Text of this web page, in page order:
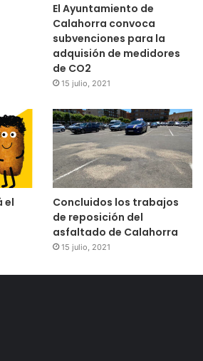
El Ayuntamiento de
Calahorra convoca
subvenciones para la
adquisión de medidores
de CO2
15 julio, 2021
el
Concluidos los trabajos
de reposición del
asfaltado de Calahorra
15 julio, 2021